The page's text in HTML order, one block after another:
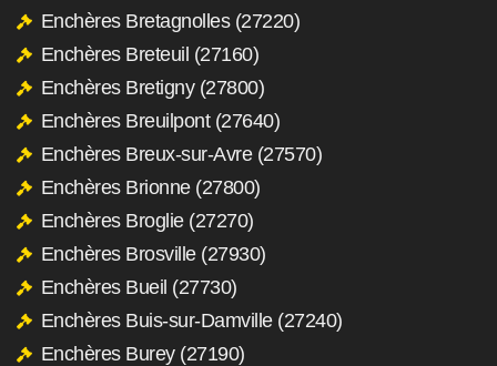
Enchères Bretagnolles (27220)
Enchères Breteuil (27160)
Enchères Bretigny (27800)
Enchères Breuilpont (27640)
Enchères Breux-sur-Avre (27570)
Enchères Brionne (27800)
Enchères Broglie (27270)
Enchères Brosville (27930)
Enchères Bueil (27730)
Enchères Buis-sur-Damville (27240)
Enchères Burey (27190)